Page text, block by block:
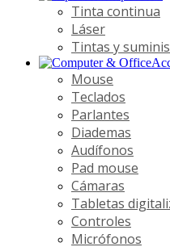
Tinta continua
Láser
Tintas y
Mouse
Teclados
Parlantes
Diademas
Audífonos
Pad mouse
Cámaras
Tabletas
Controles
Micrófonos